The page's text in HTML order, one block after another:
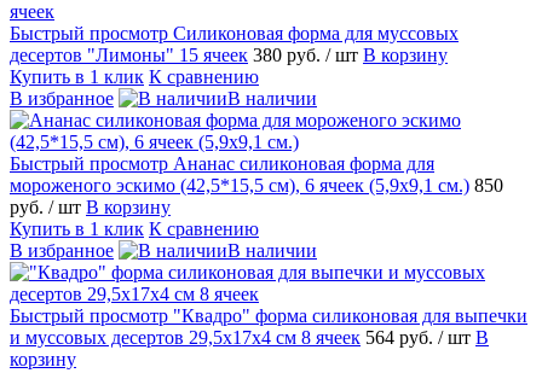
Быстрый просмотр Силиконовая форма для муссовых
десертов "Лимоны" 15 ячеек 380 руб. / шт В корзину
Купить в 1 клик К сравнению
В избранное
В наличии
Быстрый просмотр Ананас силиконовая форма для
мороженого эскимо (42,5*15,5 см), 6 ячеек (5,9х9,1 см.) 850
руб. / шт В корзину
Купить в 1 клик К сравнению
В избранное
В наличии
Быстрый просмотр "Квадро" форма силиконовая для выпечки
и муссовых десертов 29,5х17х4 см 8 ячеек 564 руб. / шт В
корзину